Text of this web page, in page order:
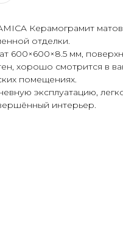
Керамограмит
отделки.
600×600×8.5 мм,
хорошо смотрится в
помещениях.
эксплуатацию,
интерьер.